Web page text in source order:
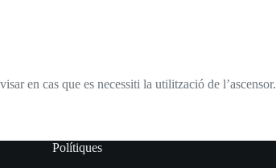
en cas que es necessiti la utilització de l’ascensor.
Polítiques